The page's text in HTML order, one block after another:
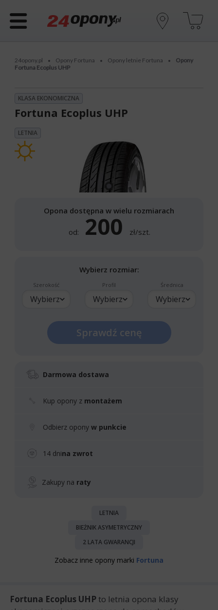
24opony.pl • Opony Fortuna • Opony letnie Fortuna •
Opony
Fortuna Ecoplus UHP
KLASA EKONOMICZNA
Fortuna Ecoplus UHP
LETNIA
Opona dostępna w wielu rozmiarach
od: 200 zł/szt.
Wybierz rozmiar:
Szerokość
Wybierz
Profil
Wybierz
Średnica
Wybierz
Sprawdź cenę
Darmowa dostawa
Kup opony z montażem
Odbierz opony w punkcie
14 dnina zwrot
Zakupy na raty
LETNIA
BIEŻNIK ASYMETRYCZNY
2 LATA GWARANCJI
Zobacz inne opony marki Fortuna
Fortuna Ecoplus UHP to letnia opona klasy